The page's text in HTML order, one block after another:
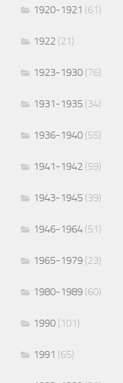
1920-1921 (61)
1922 (21)
1923-1930 (76)
1931-1935 (34)
1936-1940 (55)
1941-1942 (59)
1943-1945 (39)
1946-1964 (51)
1965-1979 (23)
1980-1989 (60)
1990 (101)
1991 (65)